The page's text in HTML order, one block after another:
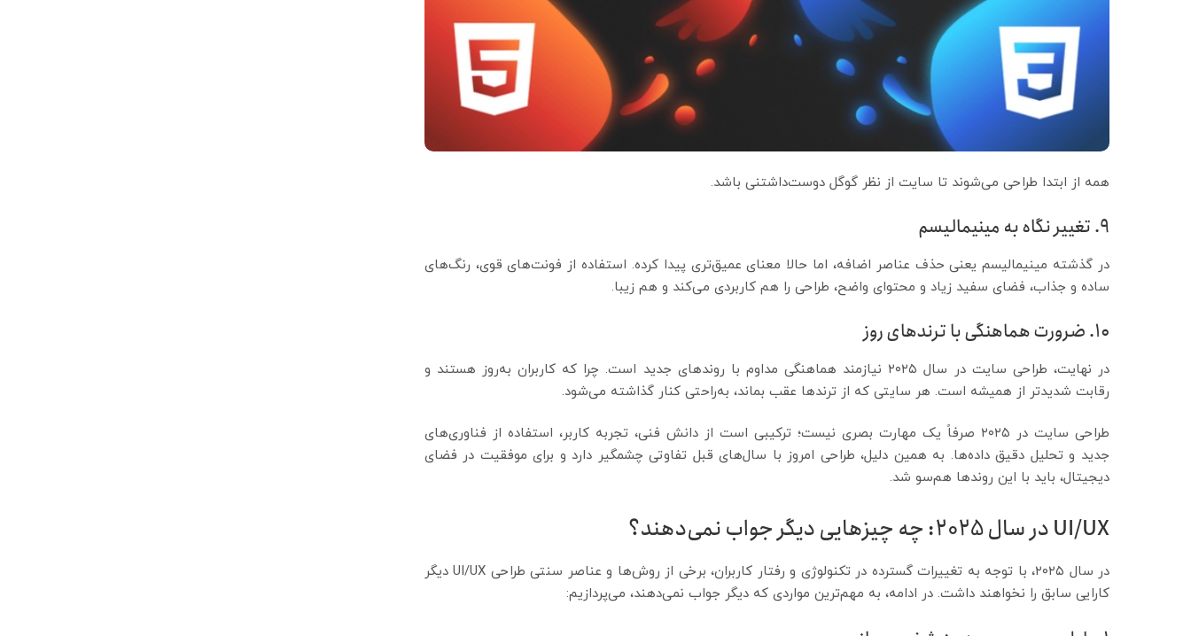
همه از ابتدا طراحی می‌شوند تا سایت از نظر گوگل دوست‌داشتنی باشد.
۹. تغییر نگاه به مینیمالیسم
در گذشته مینیمالیسم یعنی حذف عناصر اضافه، اما حالا معنای عمیق‌تری پیدا کرده. استفاده از فونت‌های قوی، رنگ‌های
ساده و جذاب، فضای سفید زیاد و محتوای واضح، طراحی را هم کاربردی می‌کند و هم زیبا.
۱۰. ضرورت هماهنگی با ترندهای روز
در نهایت، طراحی سایت در سال ۲۰۲۵ نیازمند هماهنگی مداوم با روندهای جدید است. چرا که کاربران به‌روز هستند و
رقابت شدیدتر از همیشه است. هر سایتی که از ترندها عقب بماند، به‌راحتی کنار گذاشته می‌شود.
طراحی سایت در ۲۰۲۵ صرفاً یک مهارت بصری نیست؛ ترکیبی است از دانش فنی، تجربه کاربر، استفاده از فناوری‌های
جدید و تحلیل دقیق داده‌ها. به همین دلیل، طراحی امروز با سال‌های قبل تفاوتی چشمگیر دارد و برای موفقیت در فضای
دیجیتال، باید با این روندها هم‌سو شد.
UI/UX در سال 2025: چه چیزهایی دیگر جواب نمی‌دهند؟
در سال ۲۰۲۵، با توجه به تغییرات گسترده در تکنولوژی و رفتار کاربران، برخی از روش‌ها و عناصر سنتی طراحی UI/UX دیگر
کارایی سابق را نخواهند داشت. در ادامه، به مهم‌ترین مواردی که دیگر جواب نمی‌دهند، می‌پردازیم: